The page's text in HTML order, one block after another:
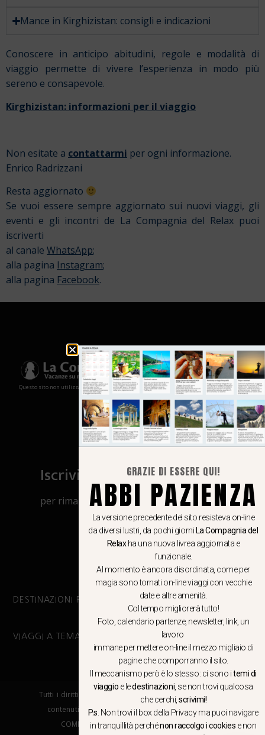
Mance in Kirghizistan: consigli e indicazioni
Conoscere in anticipo abitudini, regole e modalità di
viaggio permette di vivere l’esperienza in modo più
sereno e consapevole.
Kirghizistan: informazioni per il viaggio
Non esitate a contattarmi per ogni informazione.
Enrico Radrizzani
Resta aggiornato
Se vuoi essere sempre aggiornato sui nuovi viaggi, gli
eventi e gli incontri de La Compagnia del Relax puoi
iscriverti
al canale WhatsApp;
alla pagina Instagram;
alla pagina Facebook.
Questo sito non utilizza cookies e non memorizza in alcun modo le tue informazioni
Iscriviti al canale Whatsapp
per rimanere aggiornato su viaggi, eventi
e notizie!
CLICCA QUI
DESTINAZIONI PRINCIPALI
VIAGGI A TEMA
Tutti i diritti riservati. E’ vietata la copia e la riproduzione dei
contenuti in qualsiasi modo o forma. – COPYRIGHT ©LA
COMPAGNIA DEL RELAX – Made in Springfield srl
GRAZIE DI ESSERE QUI!
ABBI PAZIENZA
La versione precedente del sito resisteva on-line
da diversi lustri, da pochi giorni La Compagnia del
Relaxha una nuova livrea aggiornata e
funzionale.
Al momento è ancora disordinata, come per
magia sono tornati on-line viaggi con vecchie
date e altre amenità.
Col tempo migliorerà tutto!
Foto, calendario partenze, newsletter, link, un
lavoro
immane per mettere on-line il mezzo migliaio di
pagine che comporranno il sito.
Il meccanismo però è lo stesso: ci sono itemi di
viaggio e ledestinazioni , se non trovi qualcosa
che cerchi,scrivimi!
P.s . Non trovi il box della Privacy ma puoi navigare
in tranquillità perchénon raccolgo i cookies e non